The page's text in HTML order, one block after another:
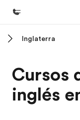
Programas
Ver todo lo que hacemos
Inglaterra
Cursos
inglés